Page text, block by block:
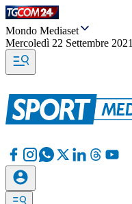
Mondo Mediaset
Mercoledì 22 Settembre 2021